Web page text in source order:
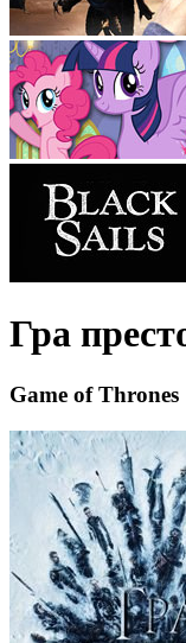
Гра
Game of Thrones